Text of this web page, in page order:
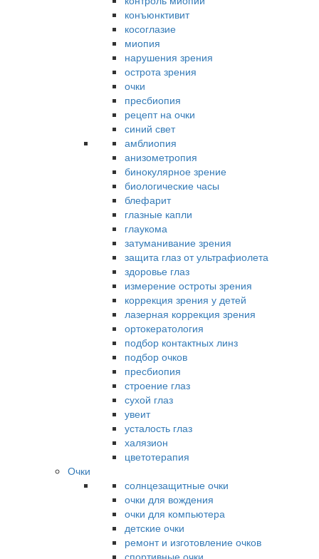
конъюнктивит
косоглазие
миопия
нарушения зрения
острота зрения
очки
пресбиопия
рецепт на очки
синий свет
амблиопия
анизометропия
бинокулярное зрение
биологические часы
блефарит
глазные капли
глаукома
затуманивание зрения
защита глаз от ультрафиолета
здоровье глаз
измерение остроты зрения
коррекция зрения у детей
лазерная коррекция зрения
ортокератология
подбор контактных линз
подбор очков
пресбиопия
строение глаз
сухой глаз
увеит
усталость глаз
халязион
цветотерапия
Очки
солнцезащитные очки
очки для вождения
очки для компьютера
детские очки
ремонт и изготовление очков